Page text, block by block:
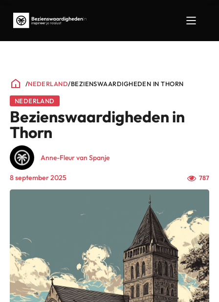
/NEDERLAND/BEZIENSWAARDIGHEDEN IN THORN
NEDERLAND
Bezienswaardigheden in
Thorn
Anne-Fleur van Spanje
8 september 2025 787